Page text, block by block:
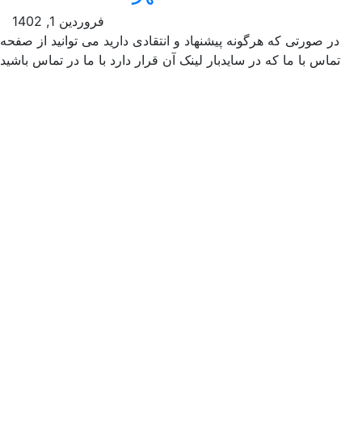
فروردین 1, 1402
صورتی که هرگونه پیشنهاد و انتقادی دارید می توانید از صفحه
با ما که در سایدبار لینک آن قرار دارد با ما در تماس باشید